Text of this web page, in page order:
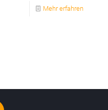
Mehr erfahren